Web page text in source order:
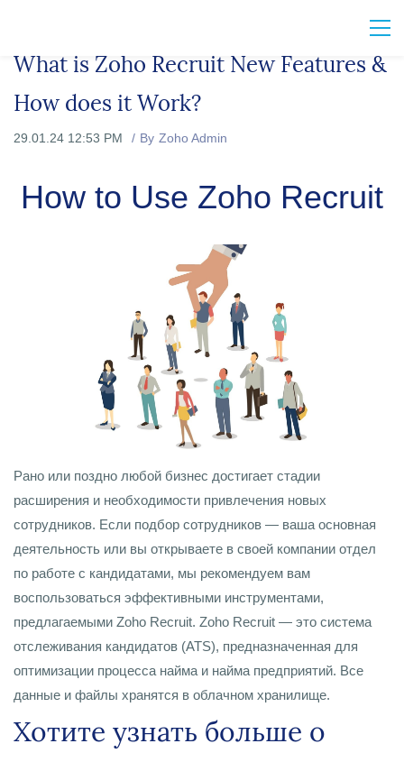
What is Zoho Recruit New Features &
How does it Work?
29.01.24 12:53 PM By Zoho Admin
How to Use Zoho Recruit
Рано или поздно любой бизнес достигает стадии
расширения и необходимости привлечения новых
сотрудников. Если подбор сотрудников — ваша основная
деятельность или вы открываете в своей компании отдел
по работе с кандидатами, мы рекомендуем вам
воспользоваться эффективными инструментами,
предлагаемыми Zoho Recruit. Zoho Recruit — это система
отслеживания кандидатов (ATS), предназначенная для
оптимизации процесса найма и найма предприятий. Все
данные и файлы хранятся в облачном хранилище.
Хотите узнать больше о